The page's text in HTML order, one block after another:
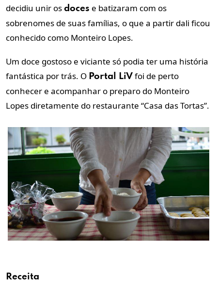
decidiu unir os doces e batizaram com os
sobrenomes de suas famílias, o que a partir dali ficou
conhecido como Monteiro Lopes.
Um doce gostoso e viciante só podia ter uma história
fantástica por trás. O Portal LiV foi de perto
conhecer e acompanhar o preparo do Monteiro
Lopes diretamente do restaurante “Casa das Tortas”.
Receita